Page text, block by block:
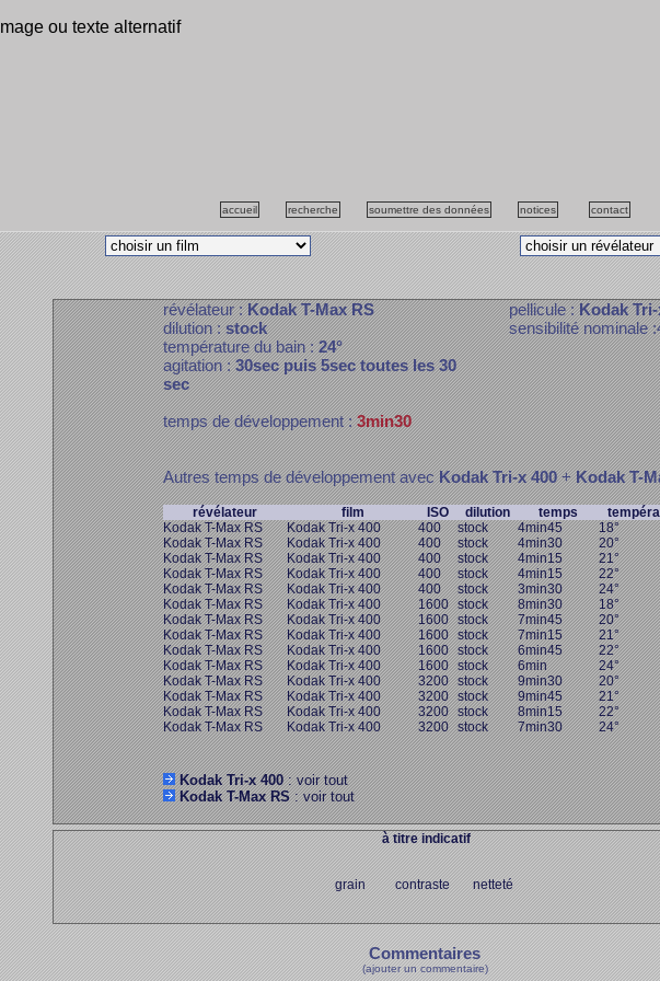
Image ou texte alternatif
accueil recherche soumettre des données notices contact
révélateur :Kodak T-Max RS
dilution :stock
température du bain :24°
agitation :30sec puis 5sec toutes les 30
sec
pellicule :Kodak Tri-
sensibilité nominale
temps de développement :3min30
Autres temps de développement avecKodak Tri-x 400+Kodak T-
révélateur film ISO dilution temps
Kodak T-Max RS
Kodak Tri-x 400 400 stock 4min45 18°
Kodak T-Max RS
Kodak Tri-x 400 400 stock 4min30 20°
Kodak T-Max RS
Kodak Tri-x 400 400 stock 4min15 21°
Kodak T-Max RS
Kodak Tri-x 400 400 stock 4min15 22°
Kodak T-Max RS
Kodak Tri-x 400 400 stock 3min30 24°
Kodak T-Max RS
Kodak Tri-x 400 1600 stock 8min30 18°
Kodak T-Max RS
Kodak Tri-x 400 1600 stock 7min45 20°
Kodak T-Max RS
Kodak Tri-x 400 1600 stock 7min15 21°
Kodak T-Max RS
Kodak Tri-x 400 1600 stock 6min45 22°
Kodak T-Max RS
Kodak Tri-x 400 1600 stock 6min 24°
Kodak T-Max RS
Kodak Tri-x 400 3200 stock 9min30 20°
Kodak T-Max RS
Kodak Tri-x 400 3200 stock 9min45 21°
Kodak T-Max RS
Kodak Tri-x 400 3200 stock 8min15 22°
Kodak T-Max RS
Kodak Tri-x 400 3200 stock 7min30 24°
Kodak Tri-x 400: voir tout
Kodak T-Max RS: voir tout
à titre indicatif
grain contraste netteté
Commentaires
(ajouter un commentaire)